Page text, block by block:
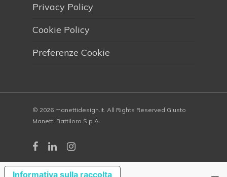
Privacy Policy
Cookie Policy
Preferenze Cookie
© 2026 manettidesign.it. All Rights Reserved Giusto
Manetti Battiloro S.p.A.
Informativa sulla raccolta